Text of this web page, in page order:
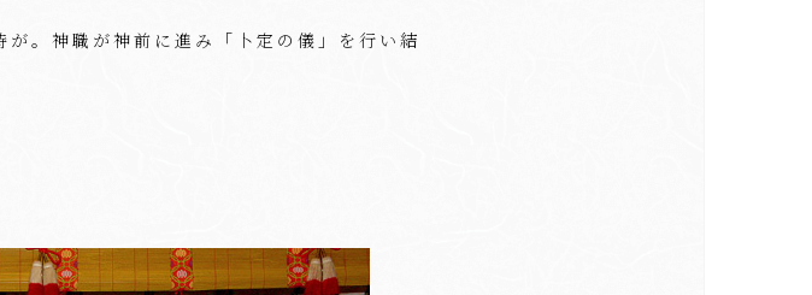
。神職が神前に進み「卜定の儀」を行い結